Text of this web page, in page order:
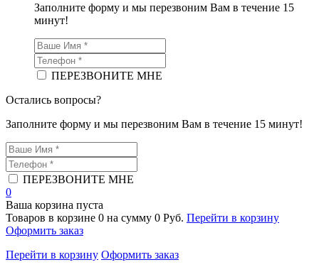
Заполните форму и мы перезвоним Вам в течение 15
минут!
ПЕРЕЗВОНИТЕ МНЕ
Остались вопросы?
Заполните форму и мы перезвоним Вам в течение 15 минут!
ПЕРЕЗВОНИТЕ МНЕ
0
Ваша корзина пуста
Товаров в корзине 0 на сумму 0 Руб. Перейти в корзину
Оформить заказ
Перейти в корзину Оформить заказ